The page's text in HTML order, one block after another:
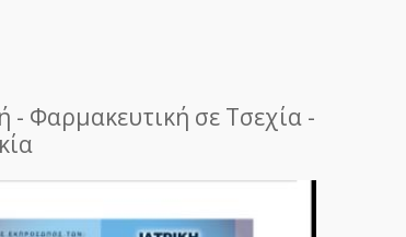
- Φαρμακευτική σε Τσεχία -